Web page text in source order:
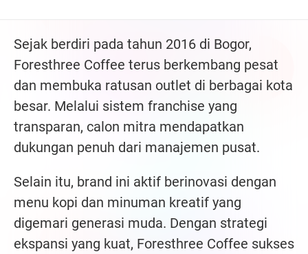
Sejak berdiri pada tahun 2016 di Bogor,
Foresthree Coffee terus berkembang pesat
dan membuka ratusan outlet di berbagai kota
besar. Melalui sistem franchise yang
transparan, calon mitra mendapatkan
dukungan penuh dari manajemen pusat.
Selain itu, brand ini aktif berinovasi dengan
menu kopi dan minuman kreatif yang
digemari generasi muda. Dengan strategi
ekspansi yang kuat, Foresthree Coffee sukses